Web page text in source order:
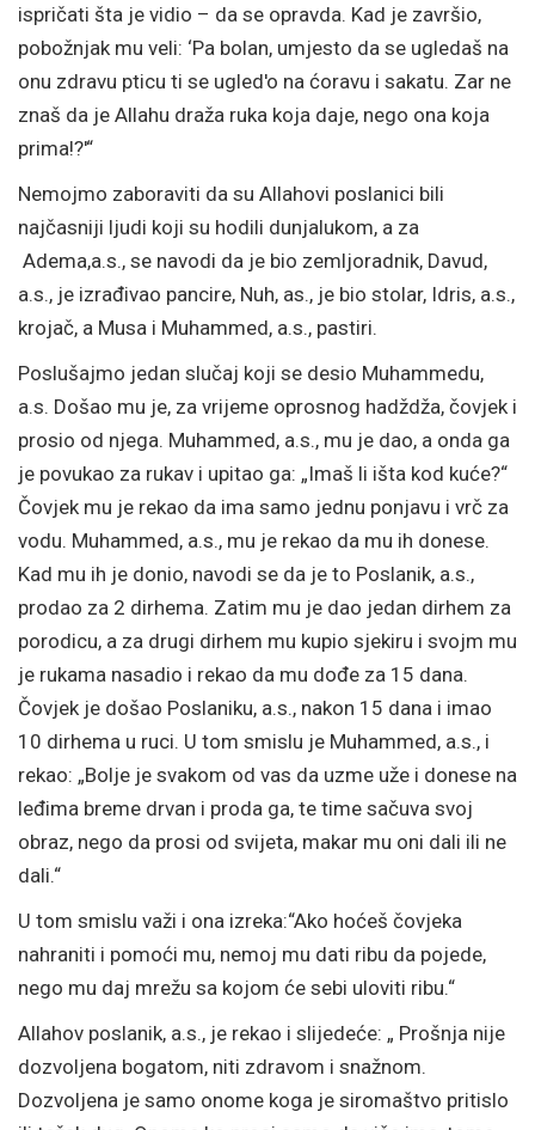
ispričati šta je vidio – da se opravda. Kad je završio,
pobožnjak mu veli: ‘Pa bolan, umjesto da se ugledaš na
onu zdravu pticu ti se ugled'o na ćoravu i sakatu. Zar ne
znaš da je Allahu draža ruka koja daje, nego ona koja
prima!?'“
Nemojmo zaboraviti da su Allahovi poslanici bili
najčasniji ljudi koji su hodili dunjalukom, a za
Adema,a.s., se navodi da je bio zemljoradnik, Davud,
a.s., je izrađivao pancire, Nuh, as., je bio stolar, Idris, a.s.,
krojač, a Musa i Muhammed, a.s., pastiri.
Poslušajmo jedan slučaj koji se desio Muhammedu,
a.s. Došao mu je, za vrijeme oprosnog hadždža, čovjek i
prosio od njega. Muhammed, a.s., mu je dao, a onda ga
je povukao za rukav i upitao ga: „Imaš li išta kod kuće?“
Čovjek mu je rekao da ima samo jednu ponjavu i vrč za
vodu. Muhammed, a.s., mu je rekao da mu ih donese.
Kad mu ih je donio, navodi se da je to Poslanik, a.s.,
prodao za 2 dirhema. Zatim mu je dao jedan dirhem za
porodicu, a za drugi dirhem mu kupio sjekiru i svojm mu
je rukama nasadio i rekao da mu dođe za 15 dana.
Čovjek je došao Poslaniku, a.s., nakon 15 dana i imao
10 dirhema u ruci. U tom smislu je Muhammed, a.s., i
rekao: „Bolje je svakom od vas da uzme uže i donese na
leđima breme drvan i proda ga, te time sačuva svoj
obraz, nego da prosi od svijeta, makar mu oni dali ili ne
dali.“
U tom smislu važi i ona izreka:“Ako hoćeš čovjeka
nahraniti i pomoći mu, nemoj mu dati ribu da pojede,
nego mu daj mrežu sa kojom će sebi uloviti ribu.“
Allahov poslanik, a.s., je rekao i slijedeće: „ Prošnja nije
dozvoljena bogatom, niti zdravom i snažnom.
Dozvoljena je samo onome koga je siromaštvo pritislo